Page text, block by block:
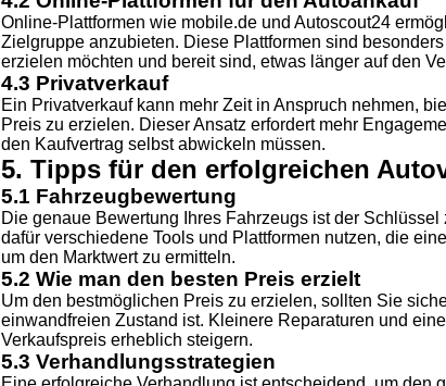
Online-Plattformen wie mobile.de und Autoscout24
Zielgruppe anzubieten. Diese Plattformen sind
erzielen möchten und bereit sind, etwas länger auf den
4.3 Privatverkauf
Ein Privatverkauf kann mehr Zeit in Anspruch nehmen,
Preis zu erzielen. Dieser Ansatz erfordert mehr
den Kaufvertrag selbst abwickeln müssen.
5. Tipps für den erfolgreichen
5.1 Fahrzeugbewertung
Die genaue Bewertung Ihres Fahrzeugs ist der
dafür verschiedene Tools und Plattformen nutzen, die
um den Marktwert zu ermitteln.
5.2 Wie man den besten Preis erzielt
Um den bestmöglichen Preis zu erzielen, sollten Sie
einwandfreien Zustand ist. Kleinere Reparaturen und
Verkaufspreis erheblich steigern.
5.3 Verhandlungsstrategien